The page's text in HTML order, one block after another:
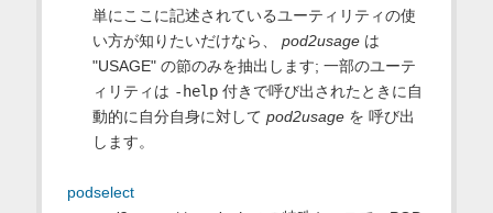
単にここに記述されているユーティリティの使
い方が知りたいだけなら、 pod2usageは
"USAGE" の節のみを抽出します; 一部のユーテ
ィリティは -help付きで呼び出されたときに自
動的に自分自身に対して pod2usageを 呼び出
します。
podselect